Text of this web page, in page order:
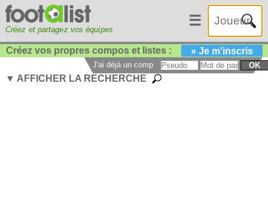
Créez et partagez vos équipes
☰
Créez vos propres compos et listes : » Je m'inscris
J'ai déjà un compte : OK
▼ AFFICHER LA RECHERCHE